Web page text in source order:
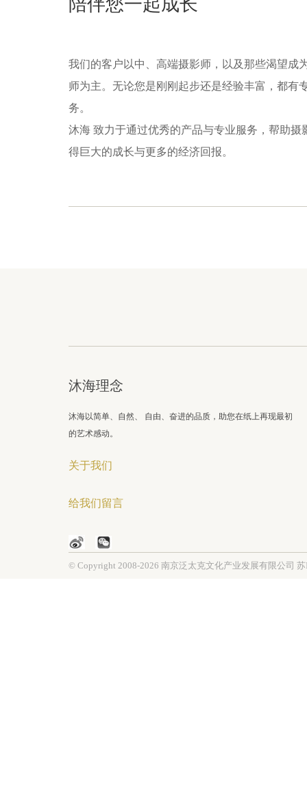
我们的客户以中、高端摄影师，以及那些渴望成
师为主。无论您是刚刚起步还是经验丰富，都有
务。
沐海 致力于通过优秀的产品与专业服务，帮助摄
得巨大的成长与更多的经济回报。
沐海理念
沐海以简单、自然、 自由、奋进的品质，助您在纸上再现最初
的艺术感动。
关于我们
给我们留言
© Copyright 2008-2026 南京泛太克文化产业发展有限公司 苏